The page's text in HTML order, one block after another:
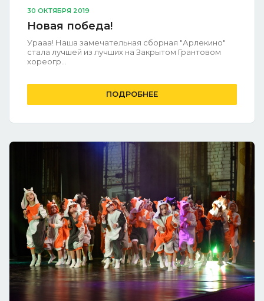
30 ОКТЯБРЯ 2019
Новая победа!
Урааа! Наша замечательная сборная "Арлекино"
стала лучшей из лучших на Закрытом Грантовом
хореогр...
ПОДРОБНЕЕ